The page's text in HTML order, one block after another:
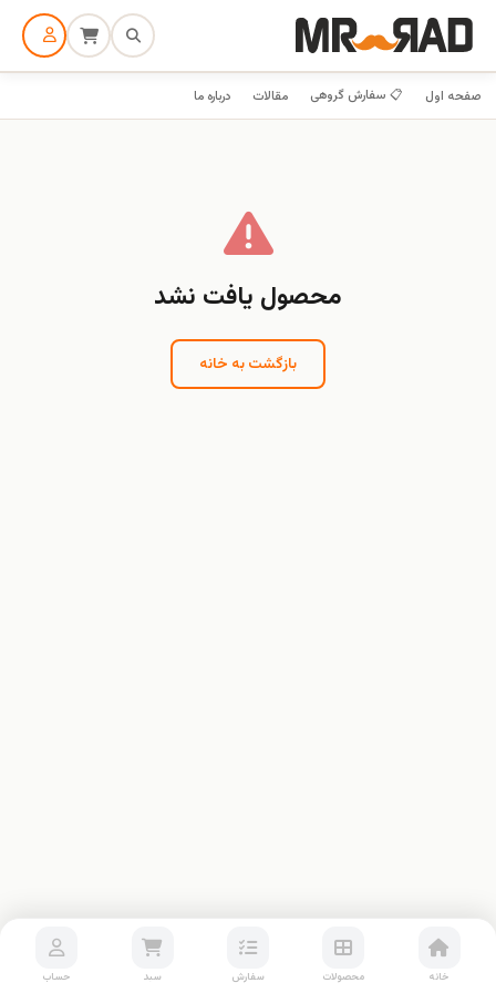
صفحه اول 📋 سفارش گروهی مقالات درباره ما
محصول یافت نشد
بازگشت به خانه
خانه محصولات سفارش سبد حساب